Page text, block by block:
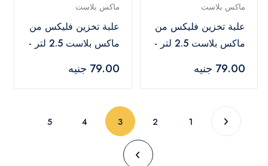
ماكس بلاست
علبة تخزين فليكس من
ماكس بلاست 2.5 لتر -
79.00 جنيه
ماكس بلاست
علبة تخزين فليكس من
ماكس بلاست 2.5 لتر -
79.00 جنيه
1
2
3
(current)
4
5